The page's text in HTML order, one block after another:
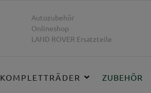
Autozubehör
Onlineshop
LAND ROVER Ersatzteile
KOMPLETTRÄDER ZUBEHÖR